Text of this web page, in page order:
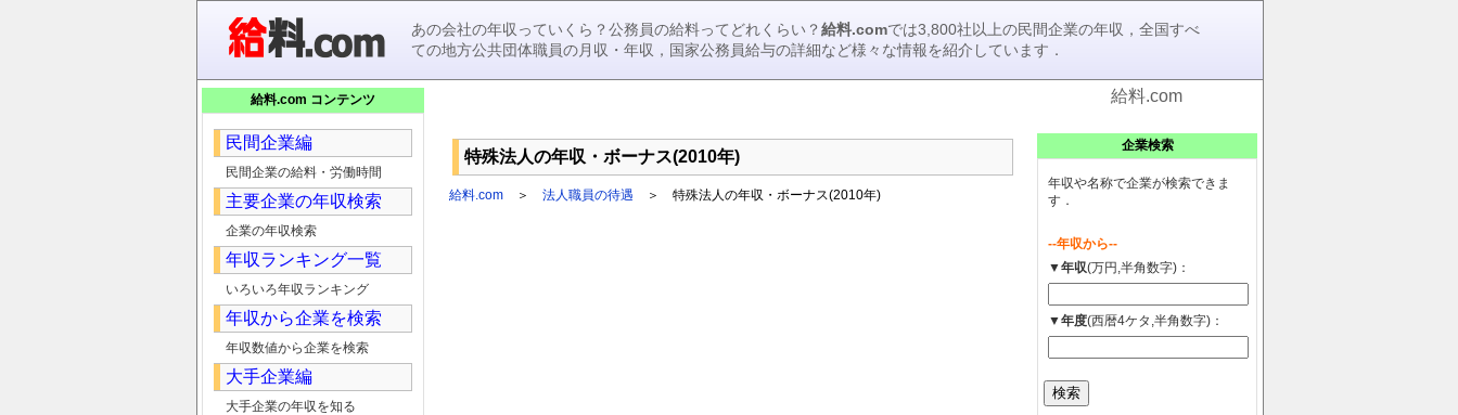
あの会社の年収っていくら？公務員の給料ってどれくらい？給料.comでは3,800社以上の民間企業の年収，全国すべ
ての地方公共団体職員の月収・年収，国家公務員給与の詳細など様々な情報を紹介しています．
特殊法人の年収・ボーナス(2010年)
給料.com ＞ 法人職員の待遇 ＞ 特殊法人の年収・ボーナス(2010年)
給料.com コンテンツ
民間企業編
民間企業の給料・労働時間
主要企業の年収検索
企業の年収検索
年収ランキング一覧
いろいろ年収ランキング
年収から企業を検索
年収数値から企業を検索
大手企業編
大手企業の年収を知る
給料.com
企業検索
年収や名称で企業が検索できま
す．
--年収から--
▼年収(万円,半角数字)：
▼年度(西暦4ケタ,半角数字)：